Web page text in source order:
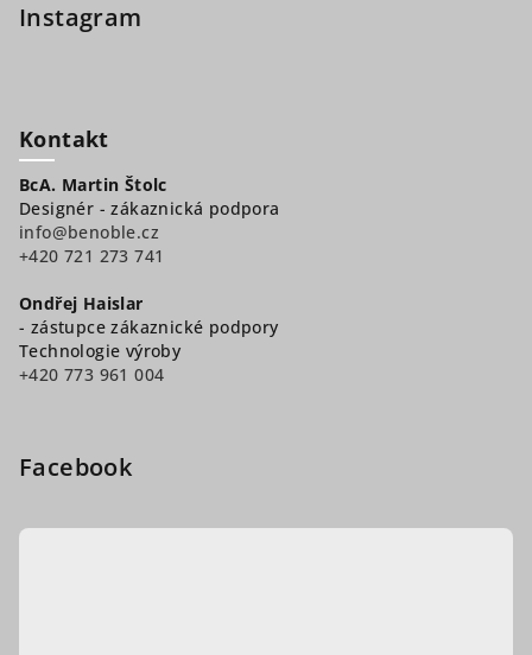
Instagram
Kontakt
BcA. Martin Štolc
Designér - zákaznická podpora
info@benoble.cz
+420 721 273 741
Ondřej Haislar
- zástupce zákaznické podpory
Technologie výroby
+420 773 961 004
Facebook